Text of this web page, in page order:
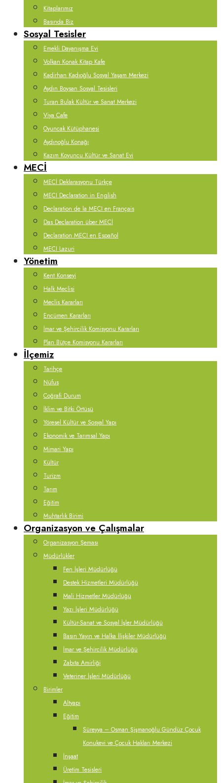
Kitaplarımız
Basında Biz
Sosyal Tesisler
Emekli Dayanışma Evi
Volkan Konak Kitap Kafe
Kadirhan Kadıoğlu Sosyal Yaşam Merkezi
Aydın Boysan Sosyal Tesisleri
Turan Bulak Kültür ve Sanat Merkezi
Viya Cafe
Oyuncak Kütüphanesi
Aydınoğlu Konağı
Kazım Koyuncu Kültür ve Sanat Evi
MECİ
MECİ Deklarasyonu Türkçe
MECI Declaration in English
Declaration de la MECI en Français
Das Declaration über MECİ
Declaration MECI en Español
MECI Lazuri
Yönetim
Kent Konseyi
Halk Meclisi
Meclis Kararları
Encümen Kararları
İmar ve Şehircilik Komisyonu Kararları
Plan Bütçe Komisyonu Kararları
İlçemiz
Tarihçe
Nüfus
Coğrafi Durum
İklim ve Bitki Örtüsü
Yöresel Kültür ve Sosyal Yapı
Ekonomik ve Tarımsal Yapı
Mimari Yapı
Kültür
Turizm
Tarım
Eğitim
Muhtarlık Birimi
Organizasyon ve Çalışmalar
Organizasyon Şeması
Müdürlükler
Fen İşleri Müdürlüğü
Destek Hizmetleri Müdürlüğü
Mali Hizmetler Müdürlüğü
Yazı İşleri Müdürlüğü
Kültür-Sanat ve Sosyal İşler Müdürlüğü
Basın Yayın ve Halka İlişkiler Müdürlüğü
İmar ve Şehircilik Müdürlüğü
Zabıta Amirliği
Veteriner İşleri Müdürlüğü
Birimler
Altyapı
Eğitim
Süreyya – Osman Şişmanoğlu Gündüz Çocuk
Konukevi ve Çocuk Hakları Merkezi
İnşaat
Üretim Tesisleri